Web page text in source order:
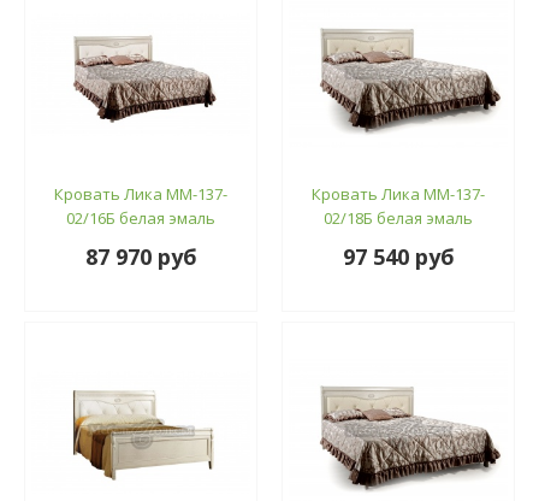
Кровать Лика ММ-137-
02/16Б белая эмаль
87 970 руб
Кровать Лика ММ-137-
02/18Б белая эмаль
97 540 руб